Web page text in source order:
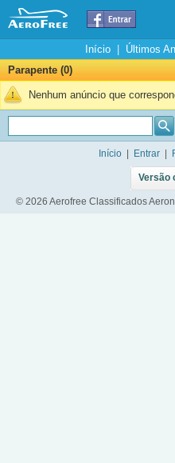
Início| Últimos
Parapente (0)
Nenhum anúncio que
Início Entrar
Versão
© 2026 Aerofree Classificados